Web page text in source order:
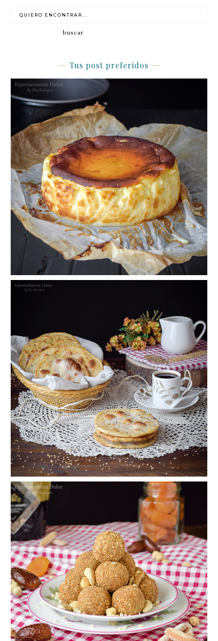
Tus post preferidos
Tarta de queso de la viña tradicional (sin
gluten y mezcla de quesos)
Tortas de aceite hojaldradas con anís y
sésamo
Trufas energéticas de frutos secos
saludables